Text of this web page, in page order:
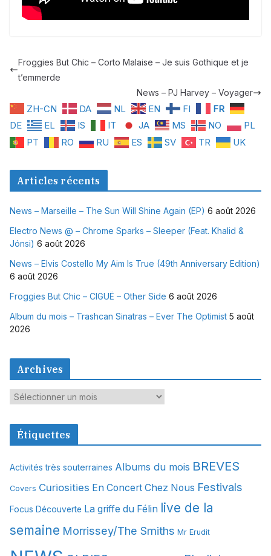
Froggies But Chic – Corto Malaise – Je suis Gothique et je
t’emmerde
News – PJ Harvey – Voyager
ZH-CN DA NL EN FI
FR
DE
EL IS IT JA MS NO
PL
PT
RO RU ES SV TR UK
Articles récents
News – Marseille – The Sun Will Shine Again (EP) 6 août 2026
Electro News @ – Chrome Sparks – Sleeper (Feat. Khalid &
Jónsi) 6 août 2026
News – Elvis Costello My Aim Is True (49th Anniversary Edition)
6 août 2026
Froggies But Chic – CIGUË – Other Side 6 août 2026
Album du mois – Trashcan Sinatras – Ever The Optimist 5 août
2026
Archives
A
c
v
e
Étiquettes
Activités très souterraines Albums du mois BREVES
Covers Curiosities En Concert Chez Nous Festivals
Focus Découverte La griffe du Félin live de la
semaine Morrissey/The Smiths Mr Erudit